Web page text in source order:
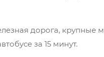
дорога, крупные
за 15 минут.